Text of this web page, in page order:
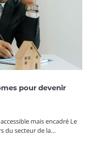
pour devenir
mais encadré Le
du secteur de la…